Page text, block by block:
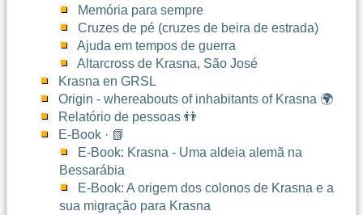
Memória para sempre
Cruzes de pé (cruzes de beira de estrada)
Ajuda em tempos de guerra
Altarcross de Krasna, São José
Krasna en GRSL
Origin - whereabouts of inhabitants of Krasna 🌍
Relatório de pessoas 👬
E-Book · 📗
E-Book: Krasna - Uma aldeia alemã na
Bessarábia
E-Book: A origem dos colonos de Krasna e a
sua migração para Krasna